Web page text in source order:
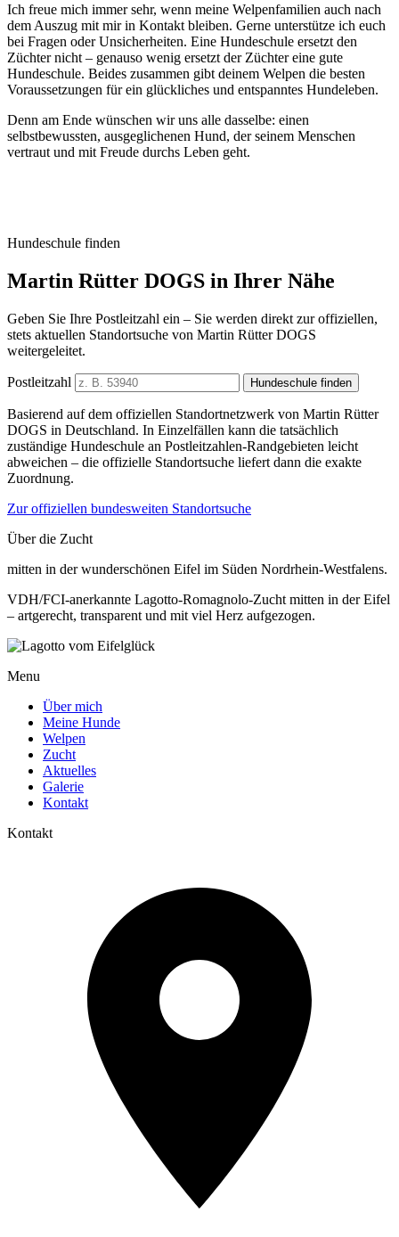
Ich freue mich immer sehr, wenn meine Welpenfamilien auch nach
dem Auszug mit mir in Kontakt bleiben. Gerne unterstütze ich euch
bei Fragen oder Unsicherheiten. Eine Hundeschule ersetzt den
Züchter nicht – genauso wenig ersetzt der Züchter eine gute
Hundeschule. Beides zusammen gibt deinem Welpen die besten
Voraussetzungen für ein glückliches und entspanntes Hundeleben.
Denn am Ende wünschen wir uns alle dasselbe: einen
selbstbewussten, ausgeglichenen Hund, der seinem Menschen
vertraut und mit Freude durchs Leben geht.
Hundeschule finden
Martin Rütter DOGS in Ihrer Nähe
Geben Sie Ihre Postleitzahl ein – Sie werden direkt zur offiziellen,
stets aktuellen Standortsuche von Martin Rütter DOGS
weitergeleitet.
Postleitzahl Hundeschule finden
Basierend auf dem offiziellen Standortnetzwerk von Martin Rütter
DOGS in Deutschland. In Einzelfällen kann die tatsächlich
zuständige Hundeschule an Postleitzahlen-Randgebieten leicht
abweichen – die offizielle Standortsuche liefert dann die exakte
Zuordnung.
Zur offiziellen bundesweiten Standortsuche
Über die Zucht
mitten in der wunderschönen Eifel im Süden Nordrhein-Westfalens.
VDH/FCI-anerkannte Lagotto-Romagnolo-Zucht mitten in der Eifel
– artgerecht, transparent und mit viel Herz aufgezogen.
Menu
Über mich
Meine Hunde
Welpen
Zucht
Aktuelles
Galerie
Kontakt
Kontakt